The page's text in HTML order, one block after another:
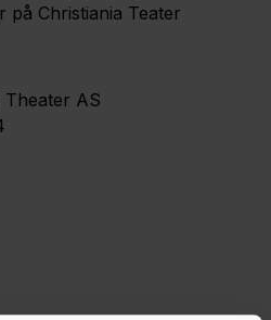
på Christiania Teater
Theater AS